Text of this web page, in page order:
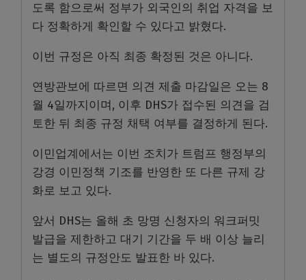
도록 함으로써 정부가 외국인의 취업 자격을 보
다 정확하게 확인할 수 있다고 밝혔다.
이번 규정은 아직 최종 확정된 것은 아니다.
연방관보에 따르면 의견 제출 마감일은 오는 8
월 4일까지이며, 이후 DHS가 접수된 의견을 검
토한 뒤 최종 규정 채택 여부를 결정하게 된다.
이민업계에서는 이번 조치가 트럼프 행정부의
강경 이민정책 기조를 반영한 또 다른 규제 강
화로 보고 있다.
앞서 DHS는 올해 초 망명 신청자의 워크퍼밋
발급을 제한하고 대기 기간을 두 배 이상 늘리
는 별도의 규정안도 발표한 바 있다.